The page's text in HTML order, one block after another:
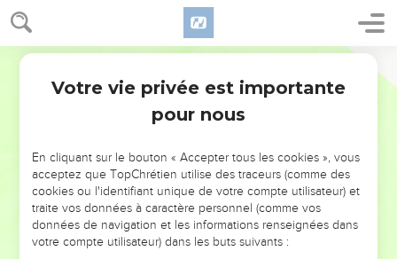
NE MANQUEZ PAS L’ÉVÉNEMENT
DE L’ANNÉE !
ET SI LEURS ERREURS POUVAIENT VOUS ÉVITER LES
VOTRES ?
Votre vie privée est importante
pour nous
En cliquant sur le bouton « Accepter tous les cookies », vous
acceptez que TopChrétien utilise des traceurs (comme des
cookies ou l'identifiant unique de votre compte utilisateur) et
traite vos données à caractère personnel (comme vos
données de navigation et les informations renseignées dans
votre compte utilisateur) dans les buts suivants :